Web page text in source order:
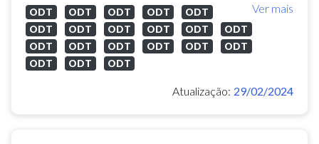
Ver mais
ODT ODT ODT ODT
ODT
ODT
ODT ODT ODT ODT
ODT
ODT
ODT ODT ODT ODT
ODT
ODT
ODT ODT
Atualização: 29/02/2024